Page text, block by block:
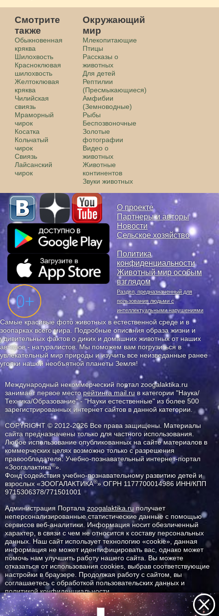
Смотрите
также
Обыкновенная
кряква
Шилохвость
Красноклювая
шилохвость
Желтоклювая
кряква
Чилийская
свиязь
Мраморный
чирок
Косатка
Кольчатый
чирок
Свиязь
Лайсанский
чирок
Окружающий
мир
Млекопитающие
Птицы
Рассказы о
животных
Для детей
Рептилии
(Пресмыкающиеся)
Амфибии
(Земноводные)
Рыбы
Беспозвоночные
Золотые
фотографии
Видео о
животных
Животные
континентов
Звуки животных
О проекте
Партнеры и авторы
Новости
Сельское хозяйство
Политика
конфиденциальности
Животный мир особым
взглядом
Раздел, предназначенный для
пользования людьми с
интеллектуальными нарушениями
Самые красивые фото животных в естественной среде и в
зоопарках всего мира. Подробные описания образа жизни и
удивительных фактов о диких и домашних животных от наших
авторов - натуралистов. Мы поможем вам погрузиться в
увлекательный мир природы и изучить все неизведанные ранее
уголки нашей необъятной планеты Земля!
Международный некоммерческий портал zoogalaktika.ru
занимает первое месторейтинга mail.ru в категории "Наука/
Техника/Образование" - "Науки естественные" из более 500
зарегистрированных интернет сайтов в данной категории.
COPYRIGHT © 2012-2026 Все права защищены. Материалы
сайта предназначены только для частного использования.
Любое использование опубликованных на сайте материалов в
коммерческих целях возможно только с разрешения
правообладателя: Учебно-познавательный интернет-портал
«Зоогалактика®».
Фонд содействия учебно-познавательному развитию детей и
взрослых «ЗООГАЛАКТИКА®» ОГРН 1177700014986 ИНН/КПП
9715306378/771501001
Администрация Портала zoogalaktika.ruполучает
неперсонализированные статистические данные с помощью
сервисов веб-аналитики. Информация носит обезличенный
характер, в связи с чем не относится к составу персональных
данных. Наш сайт использует технологию «cookie», данная
информация не может идентифицировать вас, однако может
помочь нам улучшить работу нашего сайта. Вы можете
отказаться от использования cookies, выбрав соответствующие
настройки в браузере. Продолжая работу с сайтом, вы
соглашаетесь с обработкой пользовательских данных и
политикой конфиденциальности.